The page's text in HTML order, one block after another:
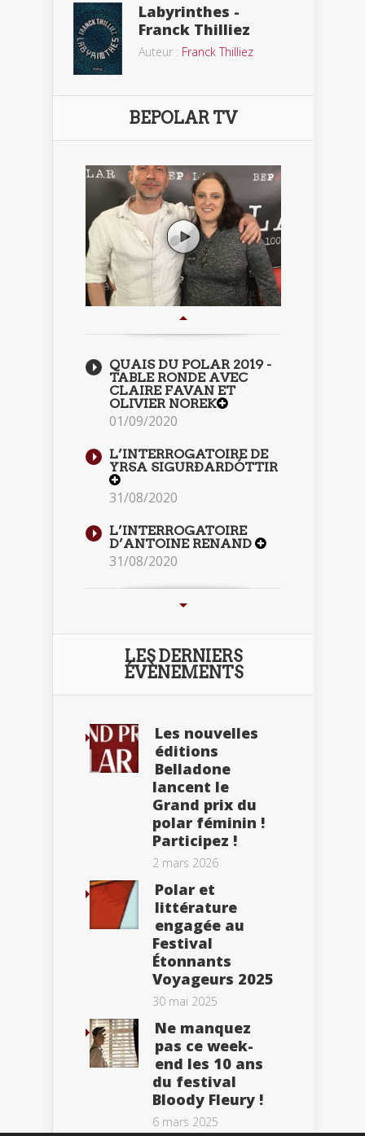
Labyrinthes -
Franck Thilliez
Auteur : Franck Thilliez
BEPOLAR TV
QUAIS DU POLAR 2019 -
TABLE RONDE AVEC
CLAIRE FAVAN ET
OLIVIER NOREK
01/09/2020
L’INTERROGATOIRE DE
YRSA SIGURÐARDÓTTIR
31/08/2020
L’INTERROGATOIRE
D’ANTOINE RENAND
31/08/2020
LES DERNIERS
ÉVÈNEMENTS
Les nouvelles
éditions
Belladone
lancent le
Grand prix du
polar féminin !
Participez !
2 mars 2026
Polar et
littérature
engagée au
Festival
Étonnants
Voyageurs 2025
30 mai 2025
Ne manquez
pas ce week-
end les 10 ans
du festival
Bloody Fleury !
6 mars 2025